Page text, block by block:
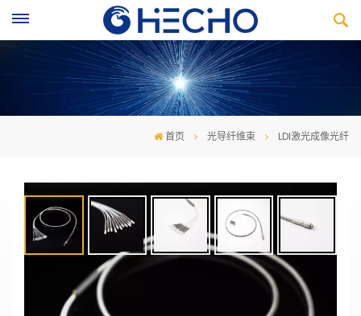
首页 光导纤维束 LDI激光成像光纤
LDI激光成像光纤